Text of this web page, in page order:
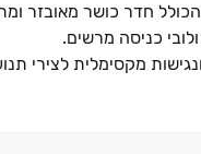
חדר כושר מאובזר
כניסה מרשים.
מקסימלית לצירי